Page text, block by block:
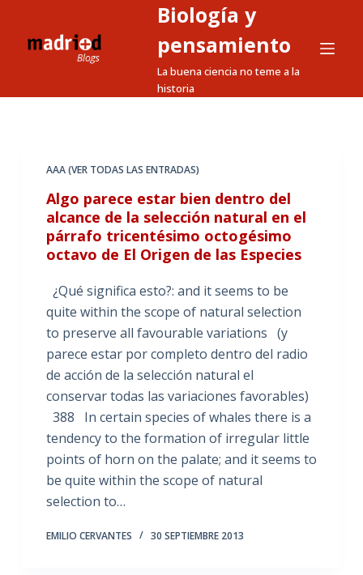
a
Biología y
pensamiento
La buena ciencia no teme a la
historia
AAA (VER TODAS LAS ENTRADAS)
Algo parece estar bien dentro del
alcance de la selección natural en el
párrafo tricentésimo octogésimo
octavo de El Origen de las Especies
¿Qué significa esto?: and it seems to be
quite within the scope of natural selection
to preserve all favourable variations (y
parece estar por completo dentro del radio
de acción de la selección natural el
conservar todas las variaciones favorables)
388 In certain species of whales there is a
tendency to the formation of irregular little
points of horn on the palate; and it seems to
be quite within the scope of natural
selection to…
EMILIO CERVANTES 30 SEPTIEMBRE 2013